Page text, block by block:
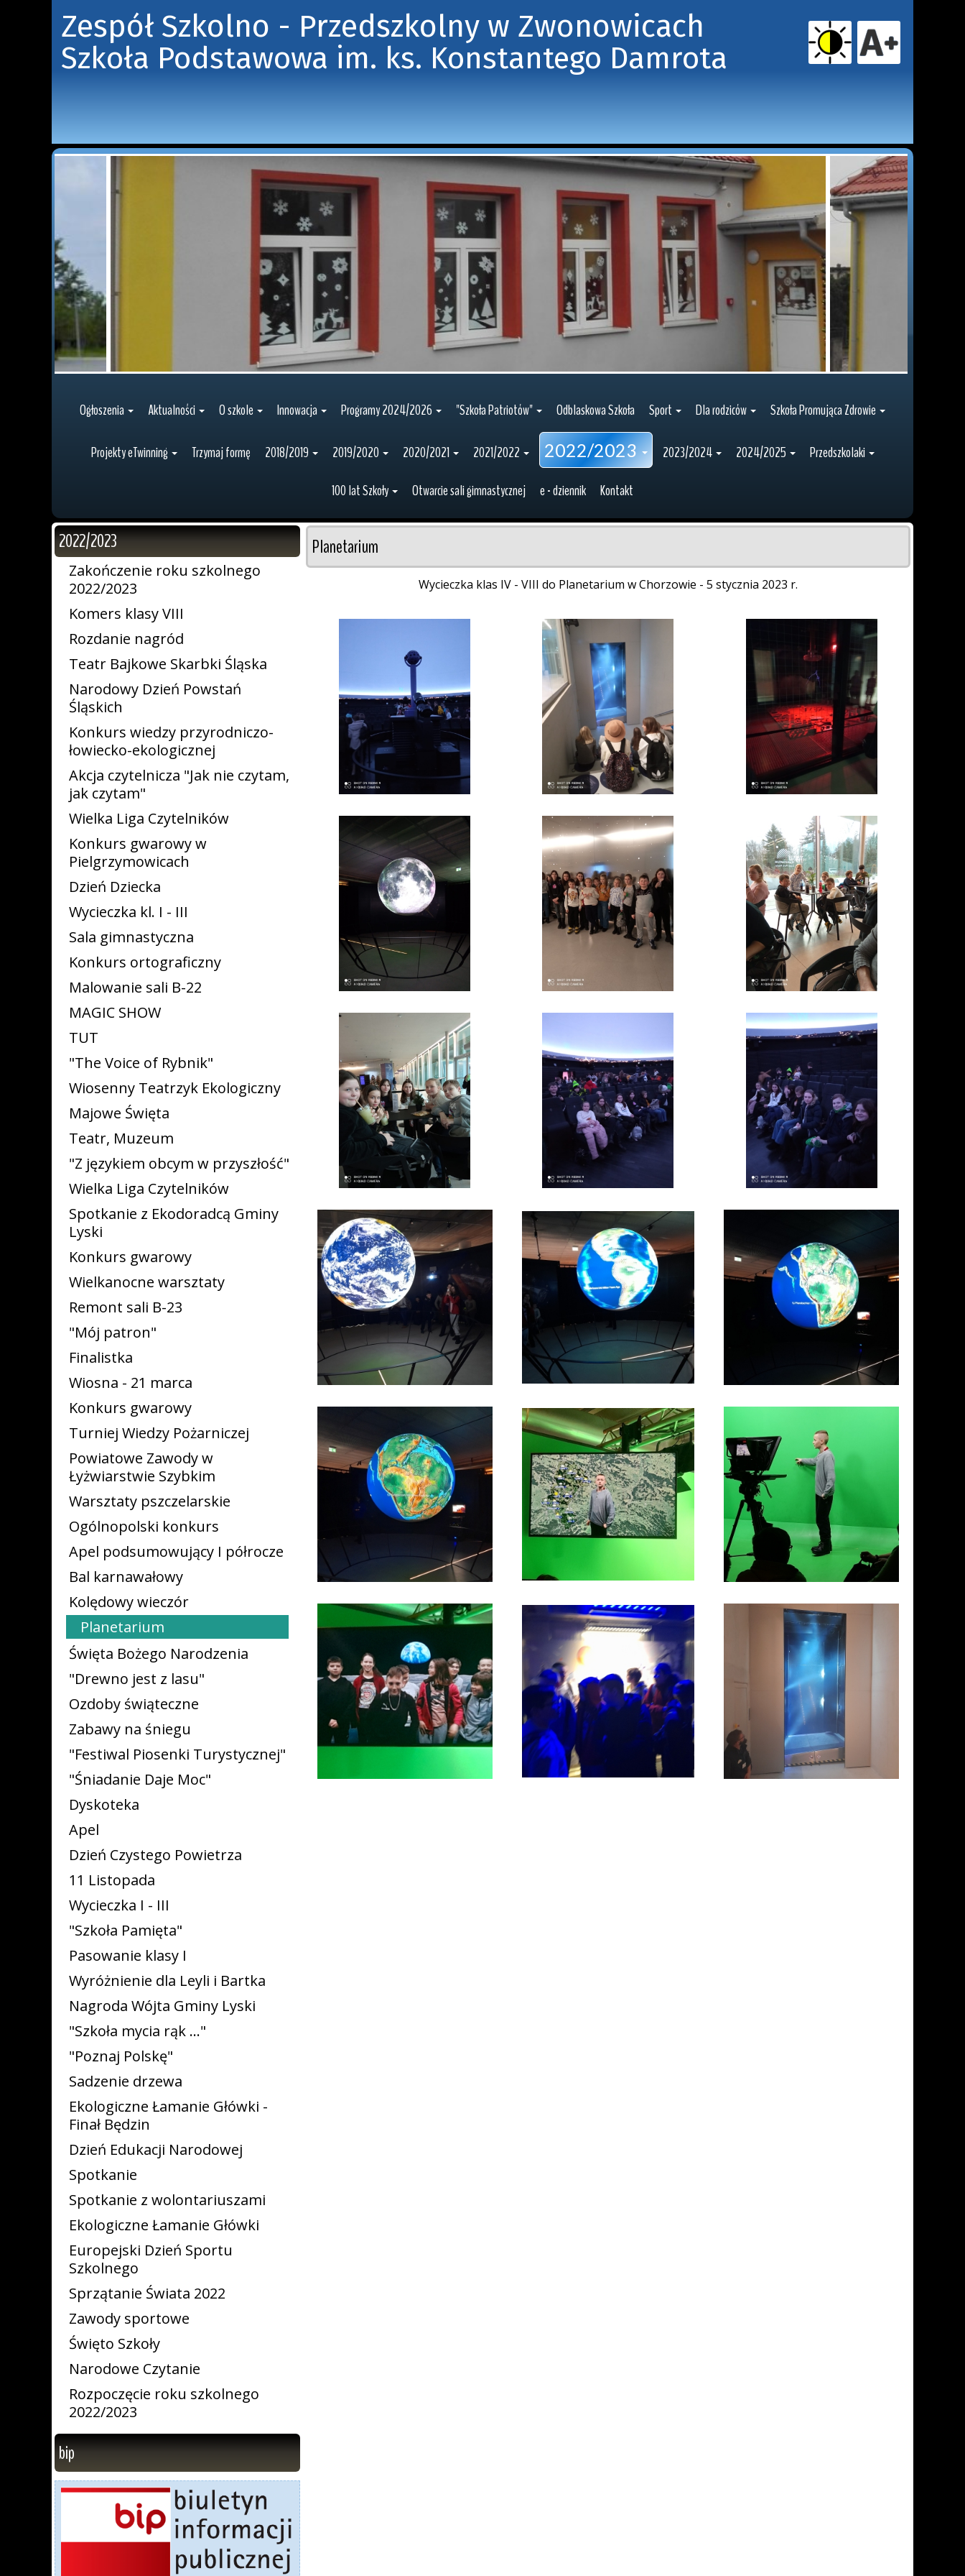
Zespół Szkolno - Przedszkolny w Zwonowicach
Szkoła Podstawowa im. ks. Konstantego Damrota
Ogłoszenia Aktualności O szkole Innowacja Programy 2024/2026 "Szkoła Patriotów" Odblaskowa Szkoła Sport Dla rodziców Szkoła Promująca Zdrowie
Projekty eTwinning Trzymaj formę 2018/2019 2019/2020 2020/2021 2021/2022 2022/2023 2023/2024 2024/2025
Przedszkolaki
100 lat Szkoły
Otwarcie sali gimnastycznej e - dziennik Kontakt
Planetarium
Wycieczka klas IV - VIII do Planetarium w Chorzowie - 5 stycznia 2023 r.
2022/2023
Zakończenie roku szkolnego
2022/2023
Komers klasy VIII
Rozdanie nagród
Teatr Bajkowe Skarbki Śląska
Narodowy Dzień Powstań
Śląskich
Konkurs wiedzy przyrodniczo-
łowiecko-ekologicznej
Akcja czytelnicza "Jak nie czytam,
jak czytam"
Wielka Liga Czytelników
Konkurs gwarowy w
Pielgrzymowicach
Dzień Dziecka
Wycieczka kl. I - III
Sala gimnastyczna
Konkurs ortograficzny
Malowanie sali B-22
MAGIC SHOW
TUT
"The Voice of Rybnik"
Wiosenny Teatrzyk Ekologiczny
Majowe Święta
Teatr, Muzeum
"Z językiem obcym w przyszłość"
Wielka Liga Czytelników
Spotkanie z Ekodoradcą Gminy
Lyski
Konkurs gwarowy
Wielkanocne warsztaty
Remont sali B-23
"Mój patron"
Finalistka
Wiosna - 21 marca
Konkurs gwarowy
Turniej Wiedzy Pożarniczej
Powiatowe Zawody w
Łyżwiarstwie Szybkim
Warsztaty pszczelarskie
Ogólnopolski konkurs
Apel podsumowujący I półrocze
Bal karnawałowy
Kolędowy wieczór
Planetarium
Święta Bożego Narodzenia
"Drewno jest z lasu"
Ozdoby świąteczne
Zabawy na śniegu
"Festiwal Piosenki Turystycznej"
"Śniadanie Daje Moc"
Dyskoteka
Apel
Dzień Czystego Powietrza
11 Listopada
Wycieczka I - III
"Szkoła Pamięta"
Pasowanie klasy I
Wyróżnienie dla Leyli i Bartka
Nagroda Wójta Gminy Lyski
"Szkoła mycia rąk ..."
"Poznaj Polskę"
Sadzenie drzewa
Ekologiczne Łamanie Główki -
Finał Będzin
Dzień Edukacji Narodowej
Spotkanie
Spotkanie z wolontariuszami
Ekologiczne Łamanie Główki
Europejski Dzień Sportu
Szkolnego
Sprzątanie Świata 2022
Zawody sportowe
Święto Szkoły
Narodowe Czytanie
Rozpoczęcie roku szkolnego
2022/2023
bip